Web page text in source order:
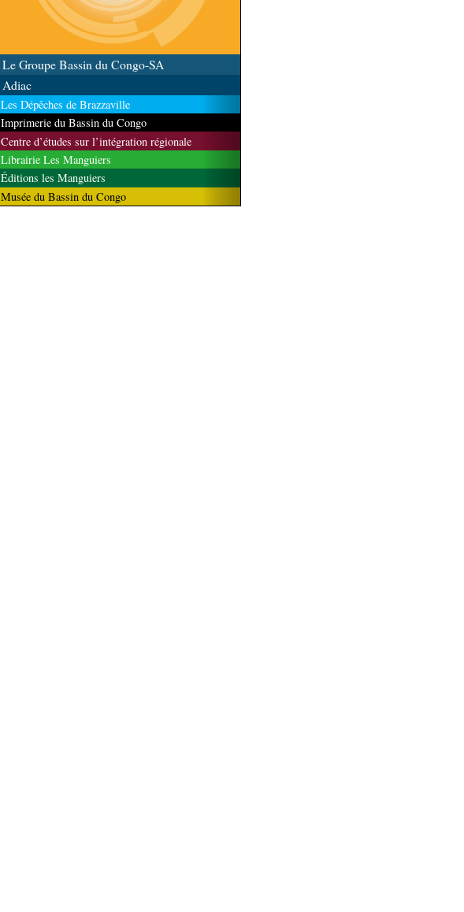
Le Groupe Bassin du Congo-SA
Adiac
Les Dépêches de Brazzaville
Imprimerie du Bassin du Congo
Centre d’études sur l’intégration régionale
Librairie Les Manguiers
Éditions les Manguiers
Musée du Bassin du Congo